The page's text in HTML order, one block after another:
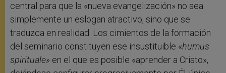
central para que la «nueva evangelización» no sea
simplemente un eslogan atractivo, sino que se
traduzca en realidad. Los cimientos de la formación
del seminario constituyen ese insustituible «humus
spirituale» en el que es posible «aprender a Cristo»,